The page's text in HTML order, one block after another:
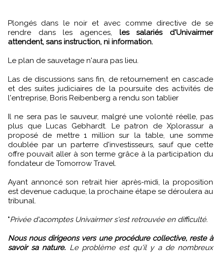
Plongés dans le noir et avec comme directive de se
rendre dans les agences, les salariés d'Univairmer
attendent, sans instruction, ni information.
Le plan de sauvetage n'aura pas lieu.
Las de discussions sans fin, de retournement en cascade
et des suites judiciaires de la poursuite des activités de
l'entreprise, Boris Reibenberg a rendu son tablier
Il ne sera pas le sauveur, malgré une volonté réelle, pas
plus que Lucas Gebhardt. Le patron de Xplorassur a
proposé de mettre 1 million sur la table, une somme
doublée par un parterre d'investisseurs, sauf que cette
offre pouvait aller à son terme grâce à la participation du
fondateur de Tomorrow Travel.
Ayant annoncé son retrait hier après-midi, la proposition
est devenue caduque, la prochaine étape se déroulera au
tribunal.
"Privée d'acomptes Univairmer s'est retrouvée en difficulté.
Nous nous dirigeons vers une procédure collective, reste à
savoir sa nature. Le problème est qu'il y a de nombreux